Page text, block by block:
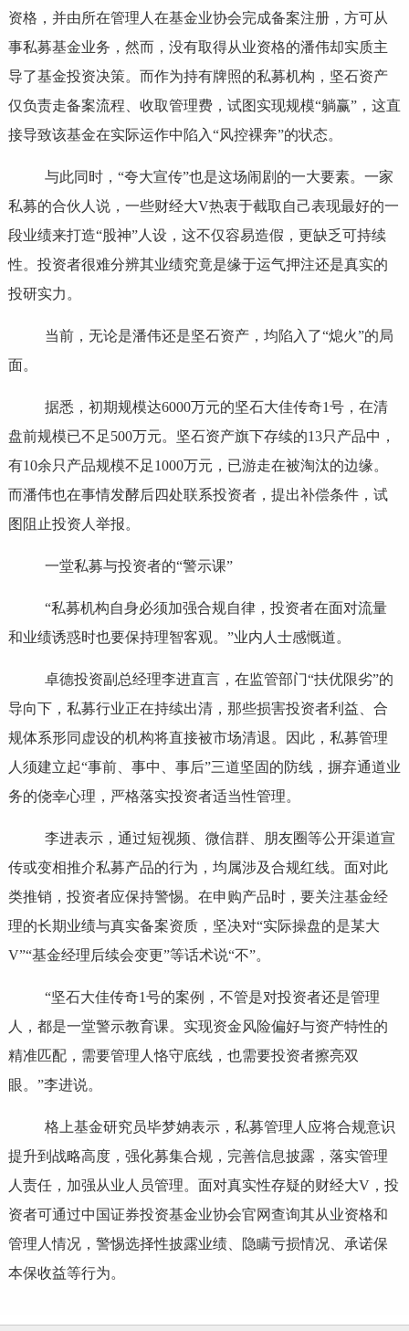
资格，并由所在管理人在基金业协会完成备案注册，方可从
事私募基金业务，然而，没有取得从业资格的潘伟却实质主
导了基金投资决策。而作为持有牌照的私募机构，坚石资产
仅负责走备案流程、收取管理费，试图实现规模“躺赢”，这直
接导致该基金在实际运作中陷入“风控裸奔”的状态。
与此同时，“夸大宣传”也是这场闹剧的一大要素。一家
私募的合伙人说，一些财经大V热衷于截取自己表现最好的一
段业绩来打造“股神”人设，这不仅容易造假，更缺乏可持续
性。投资者很难分辨其业绩究竟是缘于运气押注还是真实的
投研实力。
当前，无论是潘伟还是坚石资产，均陷入了“熄火”的局
面。
据悉，初期规模达6000万元的坚石大佳传奇1号，在清
盘前规模已不足500万元。坚石资产旗下存续的13只产品中，
有10余只产品规模不足1000万元，已游走在被淘汰的边缘。
而潘伟也在事情发酵后四处联系投资者，提出补偿条件，试
图阻止投资人举报。
一堂私募与投资者的“警示课”
“私募机构自身必须加强合规自律，投资者在面对流量
和业绩诱惑时也要保持理智客观。”业内人士感慨道。
卓德投资副总经理李进直言，在监管部门“扶优限劣”的
导向下，私募行业正在持续出清，那些损害投资者利益、合
规体系形同虚设的机构将直接被市场清退。因此，私募管理
人须建立起“事前、事中、事后”三道坚固的防线，摒弃通道业
务的侥幸心理，严格落实投资者适当性管理。
李进表示，通过短视频、微信群、朋友圈等公开渠道宣
传或变相推介私募产品的行为，均属涉及合规红线。面对此
类推销，投资者应保持警惕。在申购产品时，要关注基金经
理的长期业绩与真实备案资质，坚决对“实际操盘的是某大
V”“基金经理后续会变更”等话术说“不”。
“坚石大佳传奇1号的案例，不管是对投资者还是管理
人，都是一堂警示教育课。实现资金风险偏好与资产特性的
精准匹配，需要管理人恪守底线，也需要投资者擦亮双
眼。”李进说。
格上基金研究员毕梦姌表示，私募管理人应将合规意识
提升到战略高度，强化募集合规，完善信息披露，落实管理
人责任，加强从业人员管理。面对真实性存疑的财经大V，投
资者可通过中国证券投资基金业协会官网查询其从业资格和
管理人情况，警惕选择性披露业绩、隐瞒亏损情况、承诺保
本保收益等行为。